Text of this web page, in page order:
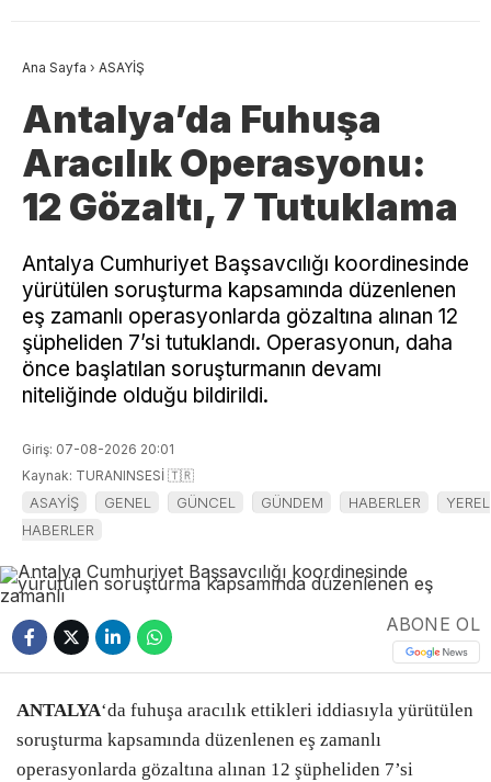
Ana Sayfa › ASAYİŞ
Antalya’da Fuhuşa
Aracılık Operasyonu:
12 Gözaltı, 7 Tutuklama
Antalya Cumhuriyet Başsavcılığı koordinesinde
yürütülen soruşturma kapsamında düzenlenen
eş zamanlı operasyonlarda gözaltına alınan 12
şüpheliden 7’si tutuklandı. Operasyonun, daha
önce başlatılan soruşturmanın devamı
niteliğinde olduğu bildirildi.
Giriş: 07-08-2026 20:01
Kaynak: TURANINSESİ 🇹🇷
ASAYİŞ GENEL GÜNCEL GÜNDEM HABERLER
YEREL
HABERLER
ABONE OL
ANTALYA‘da fuhuşa aracılık ettikleri iddiasıyla yürütülen
soruşturma kapsamında düzenlenen eş zamanlı
operasyonlarda gözaltına alınan 12 şüpheliden 7’si